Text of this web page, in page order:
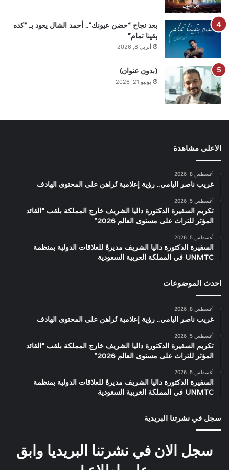
بعد نجاح “حضن عيونك”.. أحمد الشال يعود بـ “كده
بقينا تمام”
أبريل 8, 2026
(بدون عنوان)
يونيو 21, 2026
الاعلى مشاهدة
أغسطس 8, 2026
غريب ناصر اليامي.. رؤية إعلامية تُراهن على المحتوى الهادف
أغسطس 5, 2026
تكريم السفيرة الدكتورة داليا الشريف خارج المملكة بلقب “القائد
المؤثر للتراث على مستوى العالم 2026”
أغسطس 5, 2026
السفيرة الدكتورة داليا الشريف مديرةً للعلاقات الدولية بمنظمة
UNMTC في المملكة العربية السعودية
احدث الموضوعات
أغسطس 8, 2026
غريب ناصر اليامي.. رؤية إعلامية تُراهن على المحتوى الهادف
أغسطس 5, 2026
تكريم السفيرة الدكتورة داليا الشريف خارج المملكة بلقب “القائد
المؤثر للتراث على مستوى العالم 2026”
أغسطس 5, 2026
السفيرة الدكتورة داليا الشريف مديرةً للعلاقات الدولية بمنظمة
UNMTC في المملكة العربية السعودية
سجل في نشرتنا البريدية
سجل الان في نشرتنا البريديا وابق